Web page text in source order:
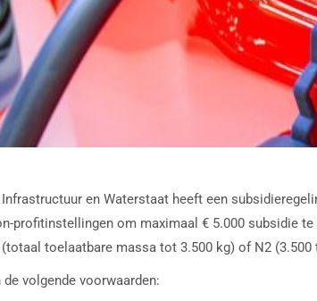
en Waterstaat heeft een
profitinstellingen om maximaal € 5.000 subsidie
toelaatbare massa tot 3.500 kg) of N2
volgende voorwaarden: